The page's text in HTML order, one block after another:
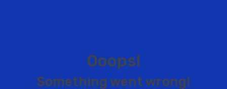
Ooops!
Something went wrong!